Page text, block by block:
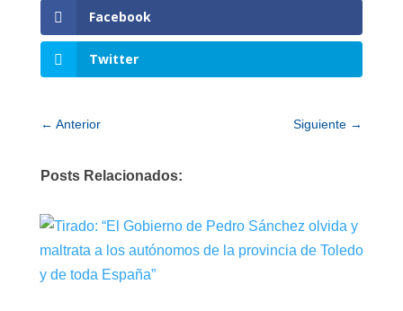
Facebook
Twitter
← Anterior Siguiente →
Posts Relacionados: